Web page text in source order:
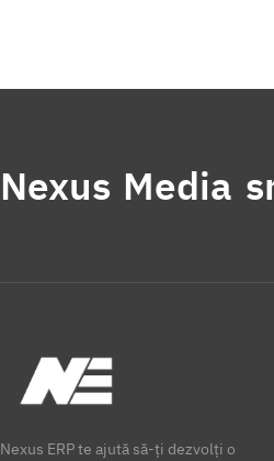
Nexus Media
Nexus ERP te ajută să-ți dezvolți o